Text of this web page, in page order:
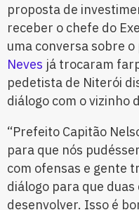
proposta de
receber o chefe do
uma conversa sobre
Neves já trocaram
pedetista de Niterói
diálogo com o vizinho
“Prefeito Capitão
para que nós
com ofensas e gente
diálogo para que
desenvolver. Isso é